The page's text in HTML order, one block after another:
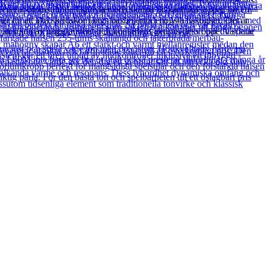
blomstrande lågnivåer och skarpa diskantrika toppar för ett
du att åka skridskor längs baslinjerna i högsta hastighet. Det är
njuta av noggrannhet och konsistens genom dess öppet växlade